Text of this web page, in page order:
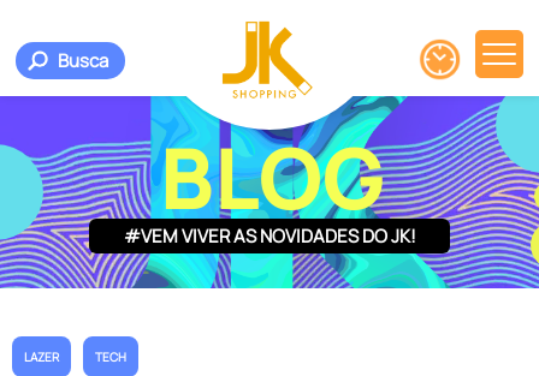
Busca
BLOG
#VEM VIVER AS NOVIDADES DO JK!
LAZER TECH